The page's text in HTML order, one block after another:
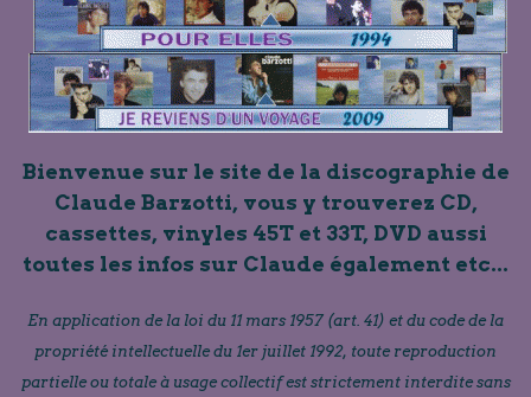
Bienvenue sur le site de la discographie de
Claude Barzotti, vous y trouverez CD,
cassettes, vinyles 45T et 33T, DVD aussi
toutes les infos sur Claude également etc...
En application de la loi du 11 mars 1957 (art. 41) et du code de la
propriété intellectuelle du 1er juillet 1992, toute reproduction
partielle ou totale à usage collectif est strictement interdite sans